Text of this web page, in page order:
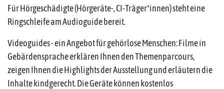
Für Hörgeschädigte (Hörgeräte-, CI-Träger*innen) steht eine
Ringschleife am Audioguide bereit.
Videoguides - ein Angebot für gehörlose Menschen: Filme in
Gebärdensprache erklären Ihnen den Themenparcours,
zeigen Ihnen die Highlights der Ausstellung und erläutern die
Inhalte kindgerecht. Die Geräte können kostenlos